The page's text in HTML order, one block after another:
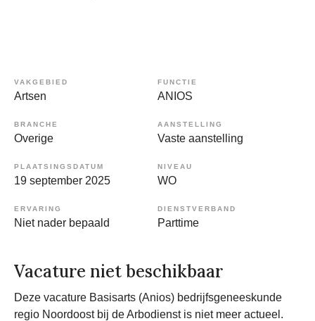
VAKGEBIED
Artsen
FUNCTIE
ANIOS
BRANCHE
Overige
AANSTELLING
Vaste aanstelling
PLAATSINGSDATUM
19 september 2025
NIVEAU
WO
ERVARING
Niet nader bepaald
DIENSTVERBAND
Parttime
Vacature niet beschikbaar
Deze vacature Basisarts (Anios) bedrijfsgeneeskunde
regio Noordoost bij de Arbodienst is niet meer actueel.